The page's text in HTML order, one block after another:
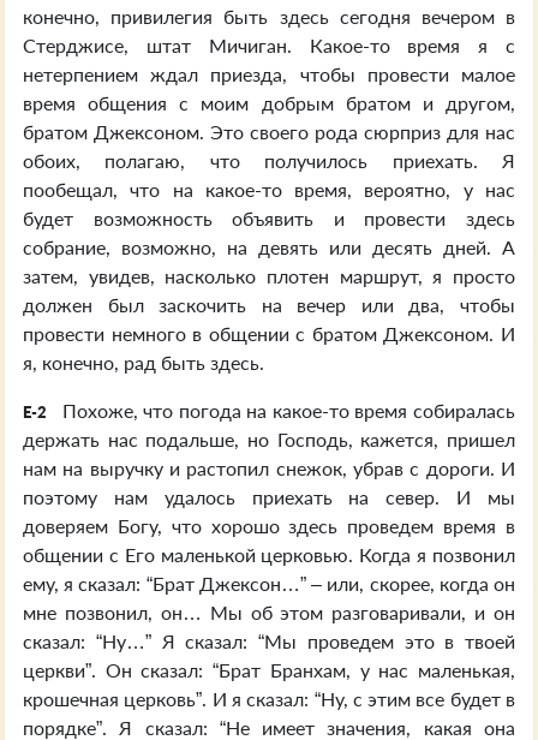
конечно, привилегия быть здесь сегодня вечером в
Стерджисе, штат Мичиган. Какое-то время я с
нетерпением ждал приезда, чтобы провести малое
время общения с моим добрым братом и другом,
братом Джексоном. Это своего рода сюрприз для нас
обоих, полагаю, что получилось приехать. Я
пообещал, что на какое-то время, вероятно, у нас
будет возможность объявить и провести здесь
собрание, возможно, на девять или десять дней. А
затем, увидев, насколько плотен маршрут, я просто
должен был заскочить на вечер или два, чтобы
провести немного в общении с братом Джексоном. И
я, конечно, рад быть здесь.
E-2
Похоже, что погода на какое-то время собиралась
держать нас подальше, но Господь, кажется, пришел
нам на выручку и растопил снежок, убрав с дороги. И
поэтому нам удалось приехать на север. И мы
доверяем Богу, что хорошо здесь проведем время в
общении с Его маленькой церковью. Когда я позвонил
ему, я сказал: “Брат Джексон…” – или, скорее, когда он
мне позвонил, он… Мы об этом разговаривали, и он
сказал: “Ну…” Я сказал: “Мы проведем это в твоей
церкви”. Он сказал: “Брат Бранхам, у нас маленькая,
крошечная церковь”. И я сказал: “Ну, с этим все будет в
порядке”. Я сказал: “Не имеет значения, какая она